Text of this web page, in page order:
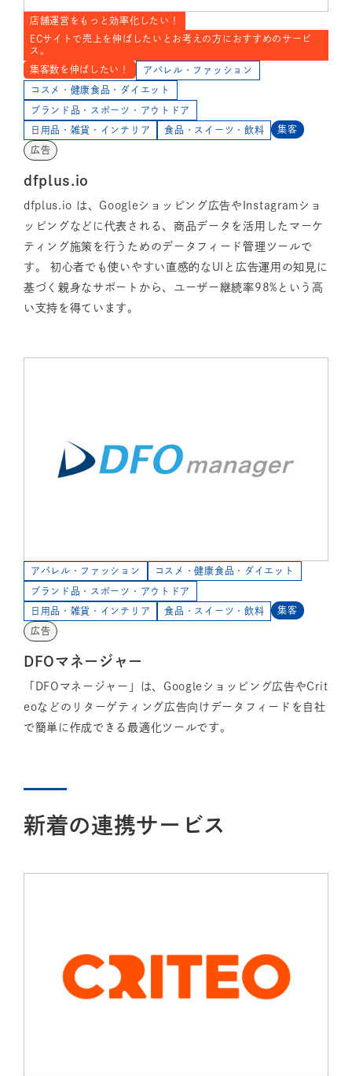
店舗運営をもっと効率化したい！
ECサイトで売上を伸ばしたいとお考えの方におすすめのサービ
ス。
集客数を伸ばしたい！
アパレル・ファッション
コスメ・健康食品・ダイエット
ブランド品・スポーツ・アウトドア
日用品・雑貨・インテリア 食品・スイーツ・飲料 集客
広告
dfplus.io
dfplus.io は、Googleショッピング広告やInstagramショ
ッピングなどに代表される、商品データを活用したマーケ
ティング施策を行うためのデータフィード管理ツールで
す。 初心者でも使いやすい直感的なUIと広告運用の知見に
基づく親身なサポートから、ユーザー継続率98%という高
い支持を得ています。
アパレル・ファッション コスメ・健康食品・ダイエット
ブランド品・スポーツ・アウトドア
日用品・雑貨・インテリア 食品・スイーツ・飲料 集客
広告
DFOマネージャー
「DFOマネージャー」は、Googleショッピング広告やCrit
eoなどのリターゲティング広告向けデータフィードを自社
で簡単に作成できる最適化ツールです。
新着の連携サービス